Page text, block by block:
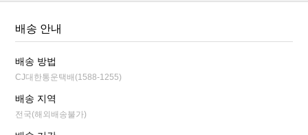
배송 안내
배송 방법
CJ대한통운택배(1588-1255)
배송 지역
전국(해외배송불가)